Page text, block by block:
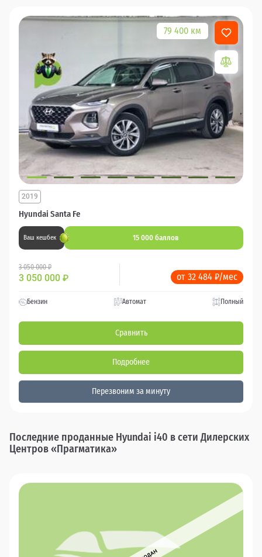
79 400 км
Hyundai Santa Fe
2019
Ваш кешбек 15 000 баллов
3 050 000 ₽
3 050 000 ₽ от 32 484 ₽/мес
Бензин Автомат Полный
Сравнить
Подробнее
Перезвоним за минуту
Последние проданные Hyundai i40 в сети Дилерских
Центров «Прагматика»